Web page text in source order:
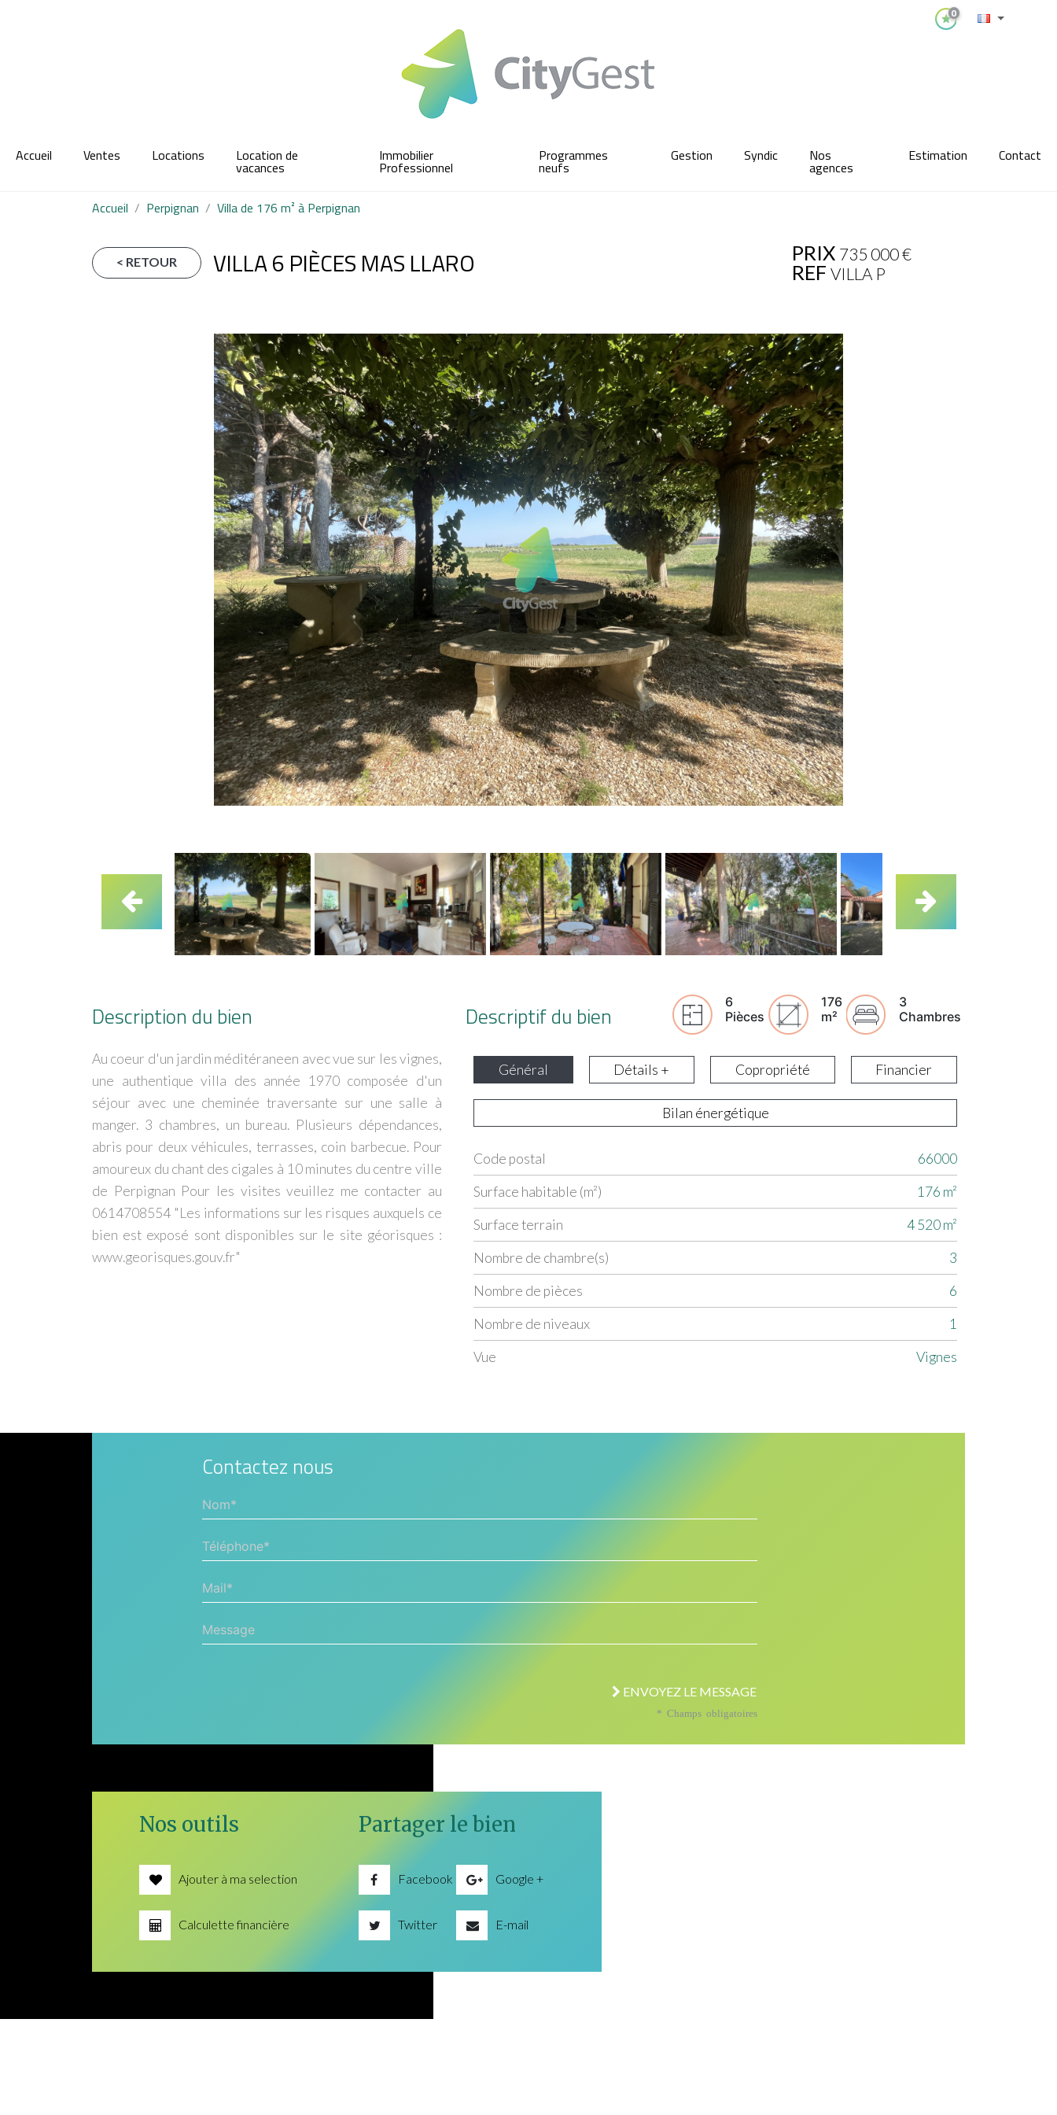
0
Accueil Ventes Locations Location de
vacances
Immobilier
Professionnel
Programmes
neufs
Gestion Syndic Nos
agences
Estimation Contact
Accueil Perpignan Villa de 176 m² à Perpignan
< RETOUR VILLA 6 PIÈCES MAS LLARO PRIX 735 000€
REF VILLA P
Description du bien
Au coeur d'un jardin méditéraneen avec vue sur les vignes,
une authentique villa des année 1970 composée d'un
séjour avec une cheminée traversante sur une salle à
manger. 3 chambres, un bureau. Plusieurs dépendances,
abris pour deux véhicules, terrasses, coin barbecue. Pour
amoureux du chant des cigales à 10 minutes du centre ville
de Perpignan Pour les visites veuillez me contacter au
0614708554 "Les informations sur les risques auxquels ce
bien est exposé sont disponibles sur le site géorisques :
www.georisques.gouv.fr"
Descriptif du bien
6
Pièces
176
m²
3
Chambres
Général Détails + Copropriété Financier
Bilan énergétique
Label Value
Code postal
66000
Surface habitable (m²)
176 m²
surface terrain
4 520 m²
Nombre de chambre(s)
3
Nombre de pièces
6
Nombre de niveaux
1
Vue
Vignes
Contactez nous
Nom*
Téléphone*
Mail*
Message
ENVOYEZ LE MESSAGE
* Champs obligatoires
Nos outils
Ajouter à ma selection
Calculette financière
Partager le bien
Facebook Google +
Twitter E-mail